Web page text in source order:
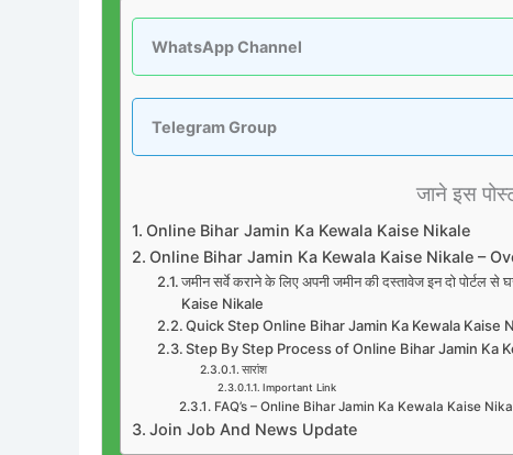
WhatsApp Channel
Telegram Group
जाने इस
Online Bihar Jamin Ka Kewala Kaise Nikale
Online Bihar Jamin Ka Kewala Kaise Nikale –
जमीन सर्वे कराने के लिए अपनी जमीन की दस्तावेज इन दो
Kaise Nikale
Quick Step Online Bihar Jamin Ka Kewala Kaise
Step By Step Process of Online Bihar Jamin Ka
सारांश
Important Link
FAQ’s – Online Bihar Jamin Ka Kewala Kaise
Join Job And News Update